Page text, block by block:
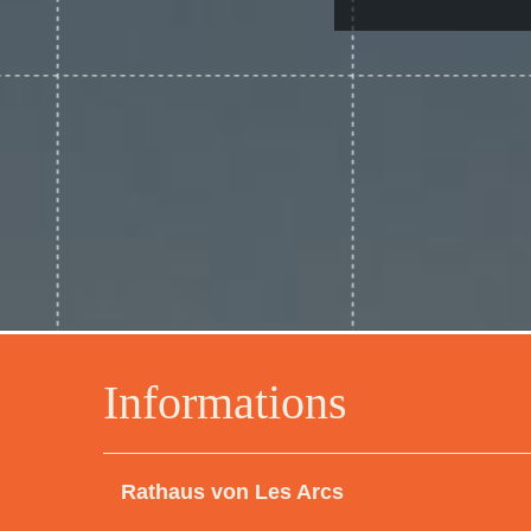
Informations
Rathaus von Les Arcs